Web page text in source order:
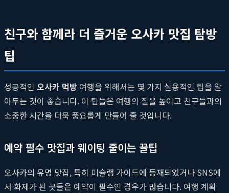
친구와 함께라 더 즐거운 오사카 맛집 탐방
팁
성공적인 오사카 먹방 여행을 위해서는 몇 가지 실용적인 팁을 알
아두는 것이 좋습니다. 이 팁들은 여행의 질을 높이고 친구들과의
소중한 시간을 더욱 풍요롭게 만들어 줄 것입니다.
예약 필수 맛집과 웨이팅 줄이는 꿀팁
오사카의 유명 맛집, 특히 미슐랭 가이드에 등재되었거나 SNS에
서 화제가 된 곳들은 예약이 필수인 경우가 많습니다. 여행 계획